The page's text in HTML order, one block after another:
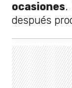
ocasiones.
después